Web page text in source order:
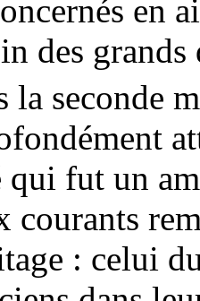
en
des
la seconde
qui fut un
courants
: celui